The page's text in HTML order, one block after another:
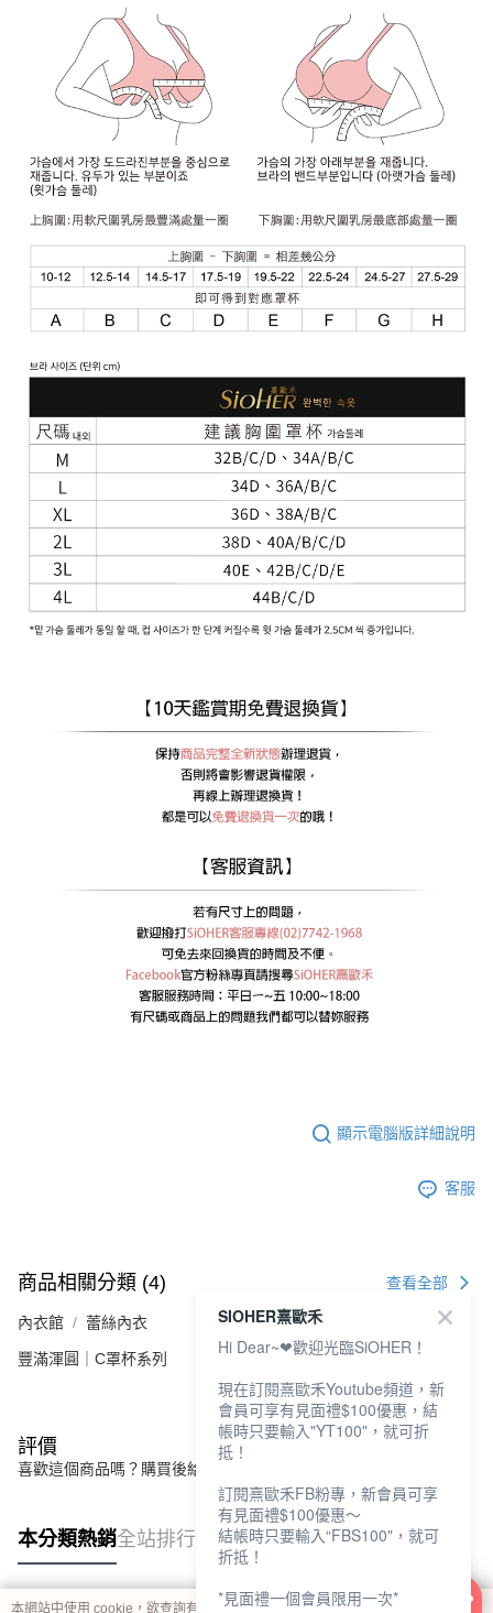
顯示電腦版詳細說明
客服
商品相關分類 (4) 查看全部
內衣館 蕾絲內衣
豐滿渾圓｜C罩杯系列
評價
喜歡這個商品嗎？購買後給他一個好評吧
本分類熱銷全站排行
本網站中使用 cookie，欲查詢有關本網站使用 cookie 方式之詳情，及若您不希
SIOHER熹歐禾
Hi Dear~❤歡迎光臨SiOHER！
現在訂閱熹歐禾Youtube頻道，新
會員可享有見面禮$100優惠，結
帳時只要輸入"YT100"，就可折
抵！
訂閱熹歐禾FB粉專，新會員可享
有見面禮$100優惠～
結帳時只要輸入“FBS100"，就可
折抵！
*見面禮一個會員限用一次*